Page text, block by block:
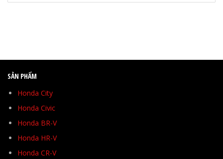
SẢN PHẨM
Honda City
Honda Civic
Honda BR-V
Honda HR-V
Honda CR-V